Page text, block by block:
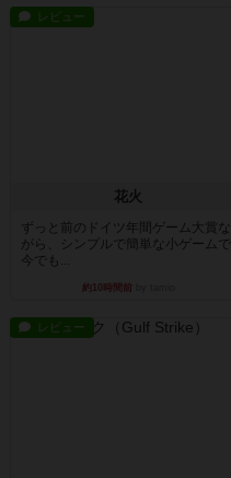
レビュー
花火
ずっと前のドイツ年間ゲーム大賞な
がら、シンプルで簡単な小ゲームで
今でも...
約10時間前
レビュー